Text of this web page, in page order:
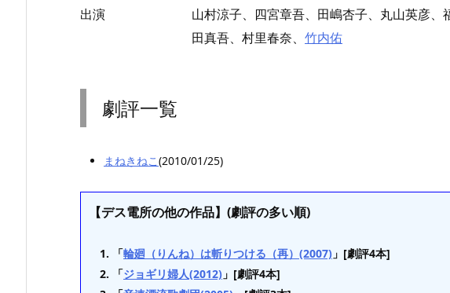
出演
山村涼子、四宮章吾、田嶋杏子、丸山英彦
田真吾、村里春奈、 竹内佑
劇評一覧
まねきねこ(2010/01/25)
【デス電所の他の作品】(劇評の多い順)
「輪廻（りんね）は斬りつける（再）(2007) 」[劇評4本]
「ジョギリ婦人(2012) 」[劇評4本]